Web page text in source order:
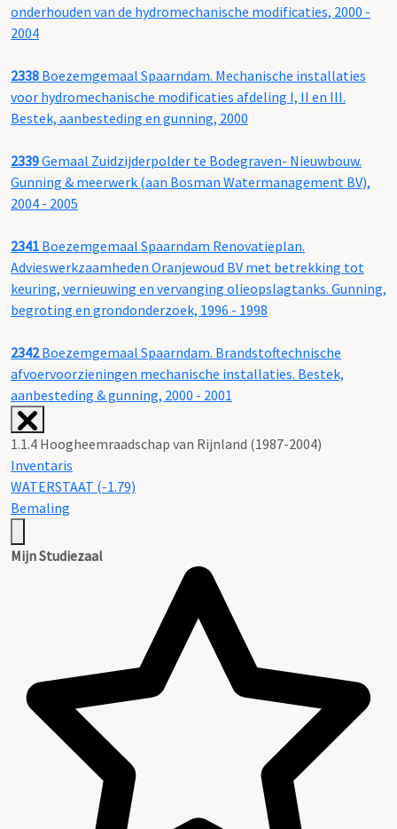
onderhouden van de hydromechanische modificaties, 2000 -
2004
2338 Boezemgemaal Spaarndam. Mechanische installaties
voor hydromechanische modificaties afdeling I, II en III.
Bestek, aanbesteding en gunning, 2000
2339Gemaal Zuidzijderpolder te Bodegraven- Nieuwbouw.
Gunning & meerwerk (aan Bosman Watermanagement BV),
2004 - 2005
2341 Boezemgemaal Spaarndam Renovatieplan.
Advieswerkzaamheden Oranjewoud BV met betrekking tot
keuring, vernieuwing en vervanging olieopslagtanks. Gunning,
begroting en grondonderzoek, 1996 - 1998
2342 Boezemgemaal Spaarndam. Brandstoftechnische
afvoervoorzieningen mechanische installaties. Bestek,
aanbesteding & gunning, 2000 - 2001
1.1.4 Hoogheemraadschap van Rijnland (1987-2004)
Inventaris
WATERSTAAT (-1.79)
Bemaling
Mijn Studiezaal